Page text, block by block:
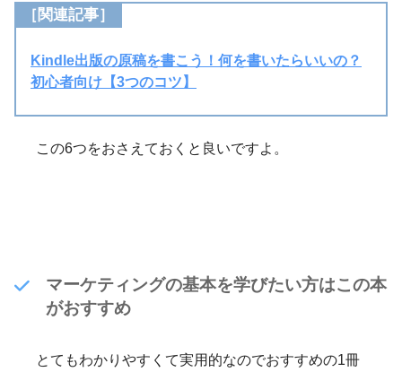
［関連記事］
Kindle出版の原稿を書こう！何を書いたらいいの？
初心者向け【3つのコツ】
この6つをおさえておくと良いですよ。
マーケティングの基本を学びたい方はこの本
がおすすめ
とてもわかりやすくて実用的なのでおすすめの1冊